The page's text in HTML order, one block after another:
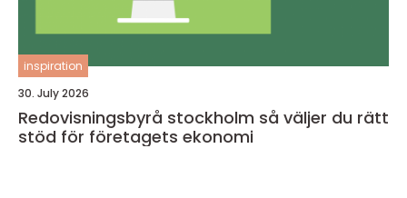
inspiration
30. July 2026
Redovisningsbyrå stockholm så väljer du rätt
stöd för företagets ekonomi